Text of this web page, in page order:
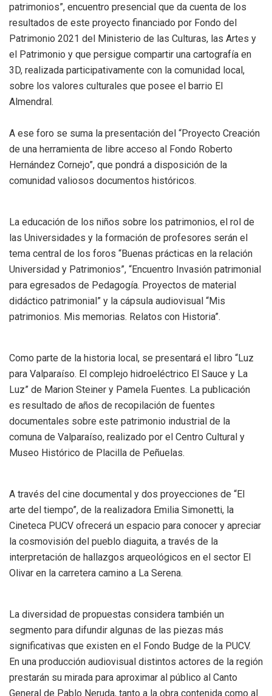
patrimonios”, encuentro presencial que da cuenta de los
resultados de este proyecto financiado por Fondo del
Patrimonio 2021 del Ministerio de las Culturas, las Artes y
el Patrimonio y que persigue compartir una cartografía en
3D, realizada participativamente con la comunidad local,
sobre los valores culturales que posee el barrio El
Almendral.
A ese foro se suma la presentación del “Proyecto Creación
de una herramienta de libre acceso al Fondo Roberto
Hernández Cornejo”, que pondrá a disposición de la
comunidad valiosos documentos históricos.
La educación de los niños sobre los patrimonios, el rol de
las Universidades y la formación de profesores serán el
tema central de los foros “Buenas prácticas en la relación
Universidad y Patrimonios”, “Encuentro Invasión patrimonial
para egresados de Pedagogía. Proyectos de material
didáctico patrimonial” y la cápsula audiovisual “Mis
patrimonios. Mis memorias. Relatos con Historia”.
Como parte de la historia local, se presentará el libro “Luz
para Valparaíso. El complejo hidroeléctrico El Sauce y La
Luz” de Marion Steiner y Pamela Fuentes. La publicación
es resultado de años de recopilación de fuentes
documentales sobre este patrimonio industrial de la
comuna de Valparaíso, realizado por el Centro Cultural y
Museo Histórico de Placilla de Peñuelas.
A través del cine documental y dos proyecciones de “El
arte del tiempo”, de la realizadora Emilia Simonetti, la
Cineteca PUCV ofrecerá un espacio para conocer y apreciar
la cosmovisión del pueblo diaguita, a través de la
interpretación de hallazgos arqueológicos en el sector El
Olivar en la carretera camino a La Serena.
La diversidad de propuestas considera también un
segmento para difundir algunas de las piezas más
significativas que existen en el Fondo Budge de la PUCV.
En una producción audiovisual distintos actores de la región
prestarán su mirada para aproximar al público al Canto
General de Pablo Neruda, tanto a la obra contenida como al